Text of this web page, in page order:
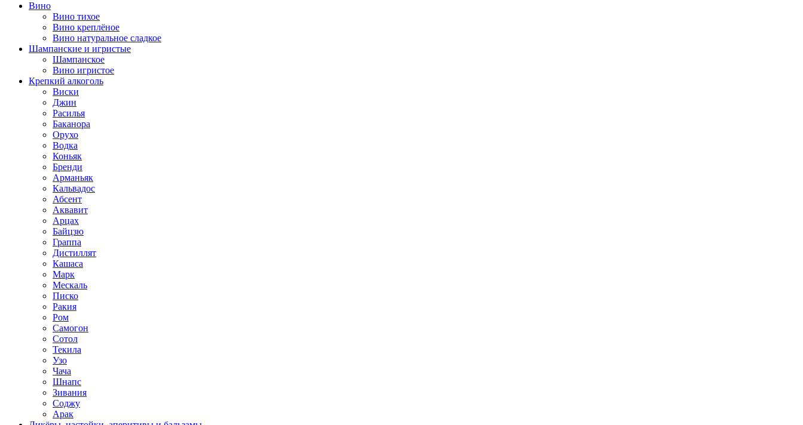
Вино
Вино тихое
Вино креплёное
Вино натуральное сладкое
Шампанские и игристые
Шампанское
Вино игристое
Крепкий алкоголь
Виски
Джин
Расилья
Баканора
Орухо
Водка
Коньяк
Бренди
Арманьяк
Кальвадос
Абсент
Аквавит
Арцах
Байцзю
Граппа
Дистиллят
Кашаса
Марк
Мескаль
Писко
Ракия
Ром
Самогон
Сотол
Текила
Узо
Чача
Шнапс
Зивания
Соджу
Арак